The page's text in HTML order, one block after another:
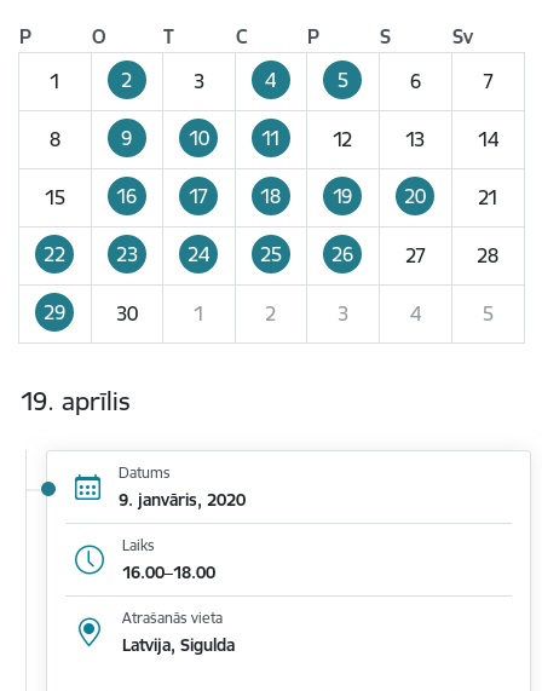
P O T C P S
Sv
1
2 3 4 5 6 7
8 9 10 11 12 13 14
15 16 17 18 19 20 21
22 23 24 25 26 27 28
29 30 1 2 3 4 5
19. aprīlis
Datums
9. janvāris, 2020
Laiks
16.00–18.00
Atrašanās vieta
Latvija, Sigulda